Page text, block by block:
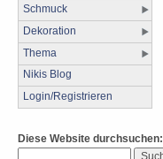
Schmuck
Dekoration
Thema
Nikis Blog
Login/Registrieren
Diese Website durchsuchen: